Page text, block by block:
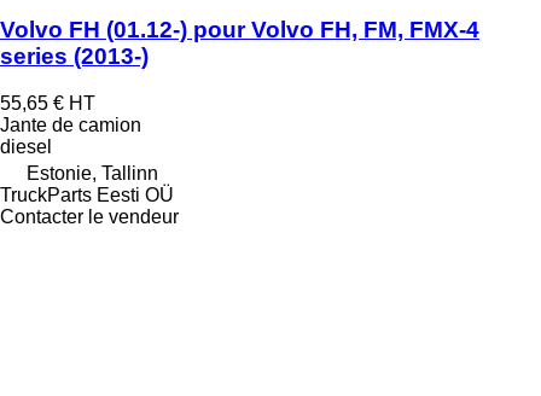
Volvo FH (01.12-) pour Volvo FH, FM, FMX-4
series (2013-)
55,65 € HT
Jante de camion
diesel
Estonie, Tallinn
TruckParts Eesti OÜ
Contacter le vendeur